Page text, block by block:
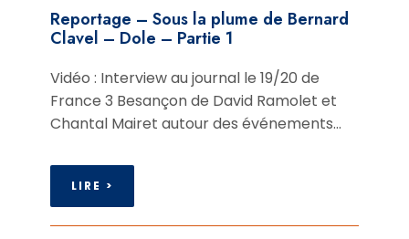
Reportage – Sous la plume de Bernard
Clavel – Dole – Partie 1
Vidéo : Interview au journal le 19/20 de
France 3 Besançon de David Ramolet et
Chantal Mairet autour des événements...
LIRE >